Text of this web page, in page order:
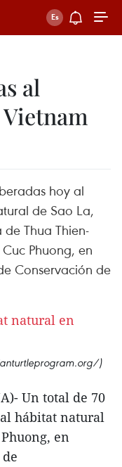
al
hoy al
de Sao La,
Thua Thien-
Phuong, en
Conservación de
)
Un total de 70
hábitat natural
en